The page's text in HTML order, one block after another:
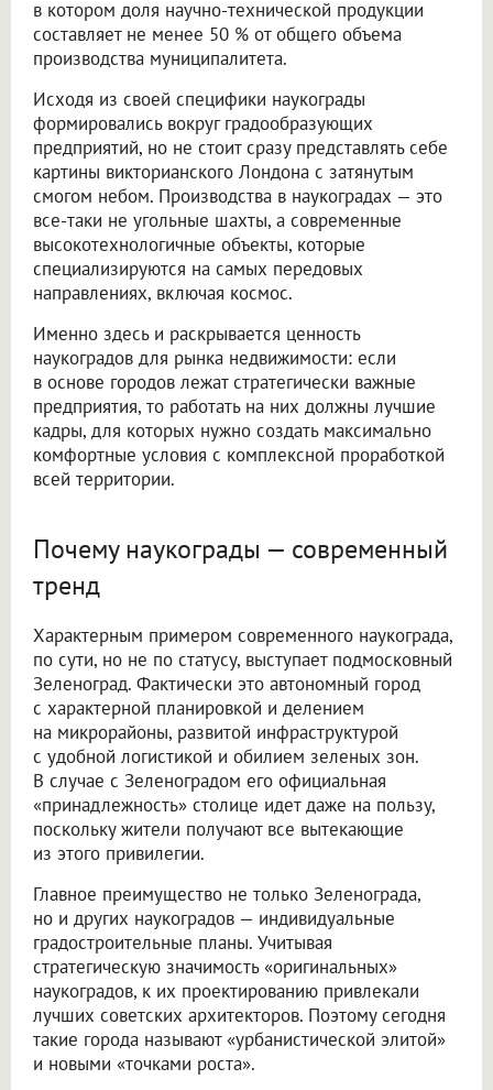
в котором доля научно-технической продукции
составляет не менее 50 % от общего объема
производства муниципалитета.
Исходя из своей специфики наукограды
формировались вокруг градообразующих
предприятий, но не стоит сразу представлять себе
картины викторианского Лондона с затянутым
смогом небом. Производства в наукоградах — это
все-таки не угольные шахты, а современные
высокотехнологичные объекты, которые
специализируются на самых передовых
направлениях, включая космос.
Именно здесь и раскрывается ценность
наукоградов для рынка недвижимости: если
в основе городов лежат стратегически важные
предприятия, то работать на них должны лучшие
кадры, для которых нужно создать максимально
комфортные условия с комплексной проработкой
всей территории.
Почему наукограды — современный
тренд
Характерным примером современного наукограда,
по сути, но не по статусу, выступает подмосковный
Зеленоград. Фактически это автономный город
с характерной планировкой и делением
на микрорайоны, развитой инфраструктурой
с удобной логистикой и обилием зеленых зон.
В случае с Зеленоградом его официальная
«принадлежность» столице идет даже на пользу,
поскольку жители получают все вытекающие
из этого привилегии.
Главное преимущество не только Зеленограда,
но и других наукоградов — индивидуальные
градостроительные планы. Учитывая
стратегическую значимость «оригинальных»
наукоградов, к их проектированию привлекали
лучших советских архитекторов. Поэтому сегодня
такие города называют «урбанистической элитой»
и новыми «точками роста».